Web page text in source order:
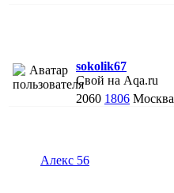
sokolik67
Свой на Aqa.ru
2060 1806 Москва
Алекс 56